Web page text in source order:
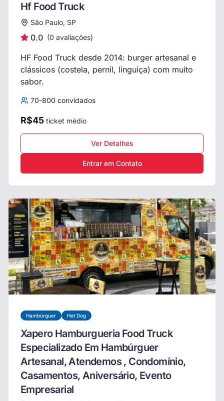
Hf Food Truck
São Paulo, SP
0.0 (0 avaliações)
HF Food Truck desde 2014: burger artesanal e
clássicos (costela, pernil, linguiça) com muito
sabor.
70-800 convidados
R$45 ticket médio
Ver Detalhes
Entrar em Contato
Hambúrguer Hot Dog
Xapero Hamburgueria Food Truck
Especializado Em Hambúrguer
Artesanal, Atendemos , Condomínio,
Casamentos, Aniversário, Evento
Empresarial